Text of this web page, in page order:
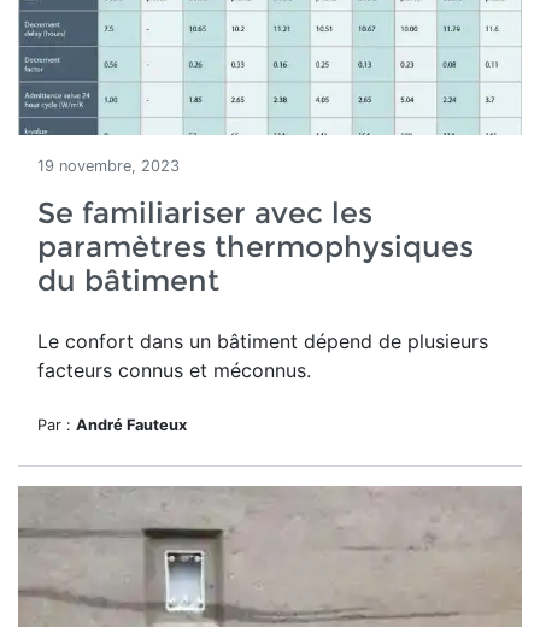
19 novembre, 2023
Se familiariser avec les
paramètres thermophysiques
du bâtiment
Le confort dans un bâtiment dépend de plusieurs
facteurs connus et méconnus.
Par : André Fauteux